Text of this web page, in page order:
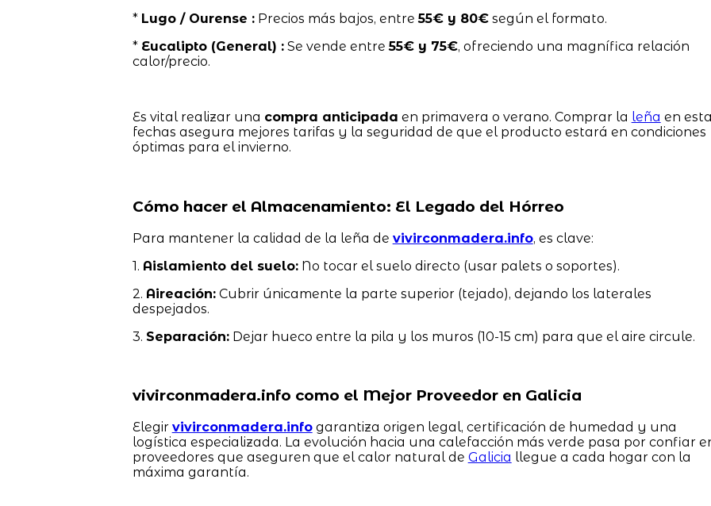
* Lugo / Ourense :Precios más bajos, entre55€ y 80€según el formato.
* Eucalipto (General) :Se vende entre55€ y 75€, ofreciendo una magnífica relación
calor/precio.
Es vital realizar una compra anticipada en primavera o verano. Comprar la leña en
fechas asegura mejores tarifas y la seguridad de que el producto estará en condiciones
óptimas para el invierno.
Cómo hacer el Almacenamiento: El Legado del Hórreo
Para mantener la calidad de la leña de vivirconmadera.info, es clave:
1. Aislamiento del suelo:No tocar el suelo directo (usar palets o soportes).
2. Aireación:Cubrir únicamente la parte superior (tejado), dejando los laterales
despejados.
3. Separación:Dejar hueco entre la pila y los muros (10-15 cm) para que el aire circule.
vivirconmadera.info como el Mejor Proveedor en Galicia
Elegir vivirconmadera.infogarantiza origen legal, certificación de humedad y una
logística especializada. La evolución hacia una calefacción más verde pasa por confiar
proveedores que aseguren que el calor natural de Galicia llegue a cada hogar con la
máxima garantía.